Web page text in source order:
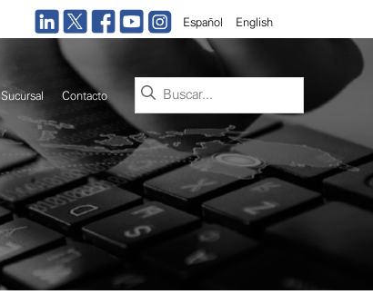
Español English
Sucursal Contacto Buscar: